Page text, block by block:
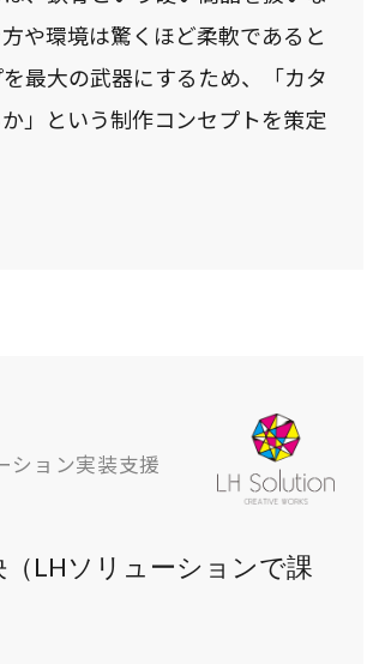
や環境は驚くほど柔軟であると
最大の武器にするため、「カタ
」という制作コンセプトを策定
ション実装支援
（LHソリューションで課